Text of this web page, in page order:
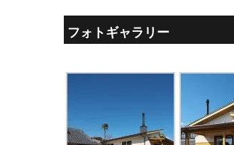
フォトギャラリー